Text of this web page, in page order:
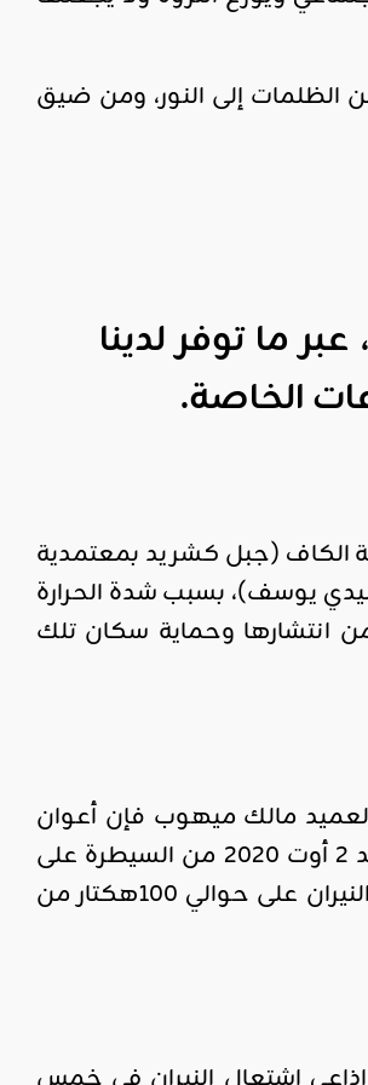
الظلمات إلى النور، ومن ضيق
ما توفر لدينا
الخاصة.
الكاف (جبل كشريد بمعتمدية
يوسف)، بسبب شدة الحرارة
انتشارها وحماية سكان تلك
مالك ميهوب فإن أعوان
الحماية المدنية وأعوان الغابات وبتدخل من قوات الجيش الوطني تمكنوا صباح يوم الأحد 2 أوت 2020 من السيطرة على
الحريق الذي اندلع ليلة عيد الأضحى بجبل «صباح» الرابط بين عمدون ونفزة بعد أن أتت النيران على حوالي 100هكتار من